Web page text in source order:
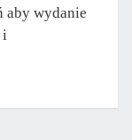
aby wydanie
i